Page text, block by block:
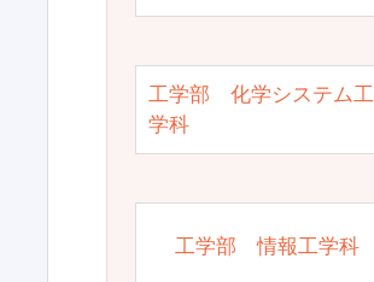
工学部 化学システム工
学科
工学部 情報工学科